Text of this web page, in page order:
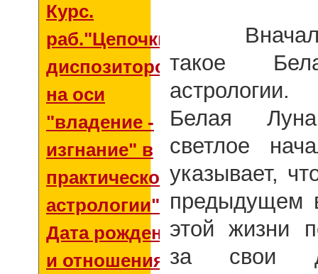
Курс.
раб."Цепочки
диспозиторов
на оси
"владение -
изгнание" в
практической
астрологии"
Дата рождения
и отношения со
Вначале
такое
Белая Луна
светлое
указывает,
предыдущем
этой жизни
за свои